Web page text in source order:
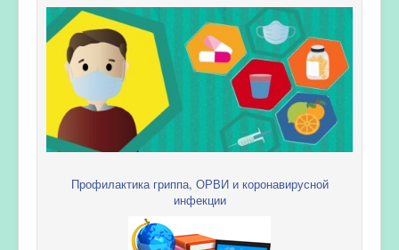
Профилактика гриппа, ОРВИ и коронавирусной
инфекции